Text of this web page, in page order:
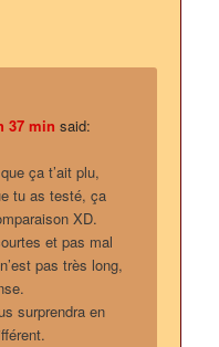
37 min said:
ça t’ait plu,
tu as testé, ça
XD.
et pas mal
pas très long,
surprendra en